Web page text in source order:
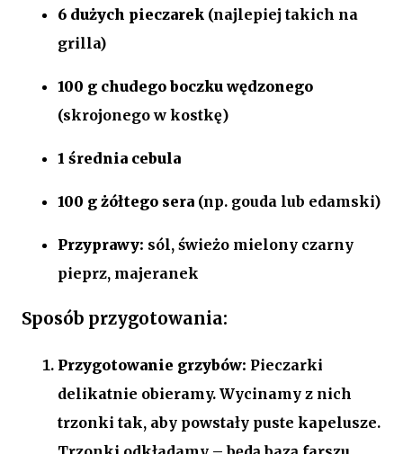
6 dużych pieczarek (najlepiej takich na
grilla)
100 g chudego boczku wędzonego
(skrojonego w kostkę)
1 średnia cebula
100 g żółtego sera (np. gouda lub edamski)
Przyprawy: sól, świeżo mielony czarny
pieprz, majeranek
Sposób przygotowania:
Przygotowanie grzybów: Pieczarki
delikatnie obieramy. Wycinamy z nich
trzonki tak, aby powstały puste kapelusze.